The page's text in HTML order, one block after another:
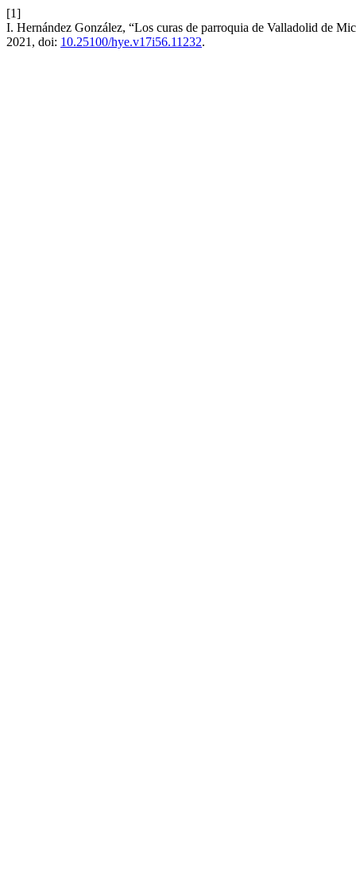
[1]
I. Hernández González, “Los curas de parroquia de Valladolid de
2021, doi: 10.25100/hye.v17i56.11232.